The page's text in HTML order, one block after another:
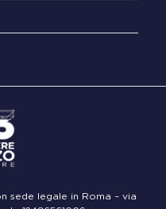
sede legale in Roma – via